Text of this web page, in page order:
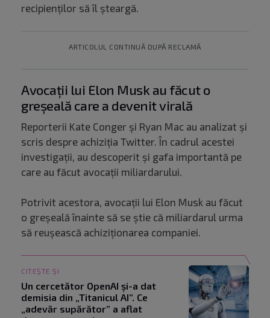
recipienților să îl șteargă.
ARTICOLUL CONTINUĂ DUPĂ RECLAMĂ
Avocații lui Elon Musk au făcut o
greșeală care a devenit virală
Reporterii Kate Conger și Ryan Mac au analizat și
scris despre achiziția Twitter. În cadrul acestei
investigații, au descoperit și gafa importantă pe
care au făcut avocații miliardarului.
Potrivit acestora, avocații lui Elon Musk au făcut
o greșeală înainte să se știe că miliardarul urma
să reușească achiziționarea companiei.
CITEȘTE ȘI
Un cercetător OpenAI și-a dat
demisia din „Titanicul AI”. Ce
„adevăr supărător” a aflat